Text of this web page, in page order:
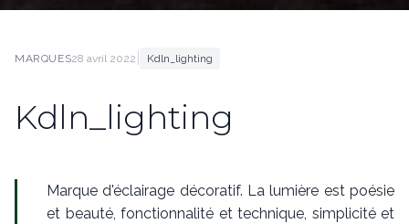
MARQUES28 avril 2022 Kdln_lighting
Kdln_lighting
Marque d'éclairage décoratif. La lumière est poésie
et beauté, fonctionnalité et technique, simplicité et